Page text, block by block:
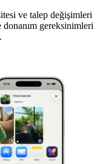
ve talep değişimleri
gereksinimleri